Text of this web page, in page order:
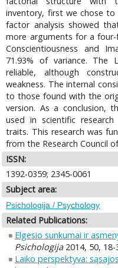
inventory, first we chose
factor analysis showed
more arguments for a
Conscientiousness and
71.93% of variance. The
reliable, although
weakness. The internal
to those found with the
version. As a conclusion,
used in scientific research
traits. This research was
from the Research Council
ISSN:
1392-0359; 2345-0061
Subject area:
Psichologija / Psychology
Related Publications:
Elgesio sunkumai ir
Psichologija2014, 50, 18-
Laiko perspektyva: